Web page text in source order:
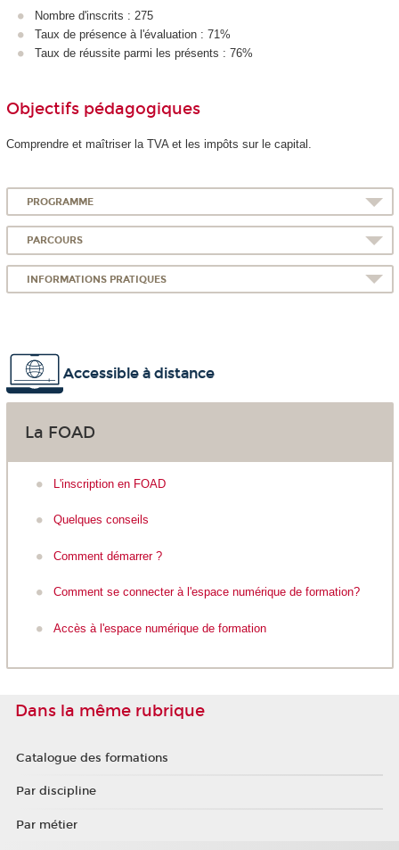
Nombre d'inscrits : 275
Taux de présence à l'évaluation : 71%
Taux de réussite parmi les présents : 76%
Objectifs pédagogiques
Comprendre et maîtriser la TVA et les impôts sur le capital.
PROGRAMME
PARCOURS
INFORMATIONS PRATIQUES
Accessible à distance
La FOAD
L'inscription en FOAD
Quelques conseils
Comment démarrer ?
Comment se connecter à l'espace numérique de formation?
Accès à l'espace numérique de formation
Dans la même rubrique
Catalogue des formations
Par discipline
Par métier